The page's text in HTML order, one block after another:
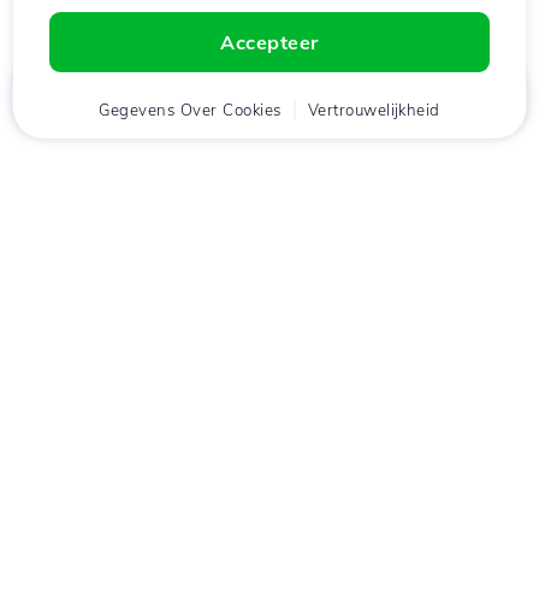
Accepteer
Gegevens Over Cookies Vertrouwelijkheid
Cliënt
Winkelwagen
Chat